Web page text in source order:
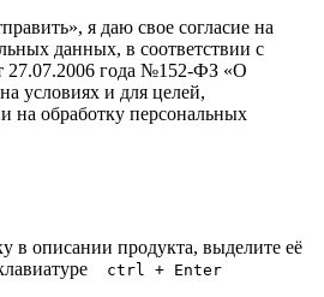
я даю свое согласие на
данных, в соответствии с
27.07.2006 года №152-ФЗ «О
условиях и для целей,
на обработку персональных
в описании продукта, выделите её
ctrl + Enter